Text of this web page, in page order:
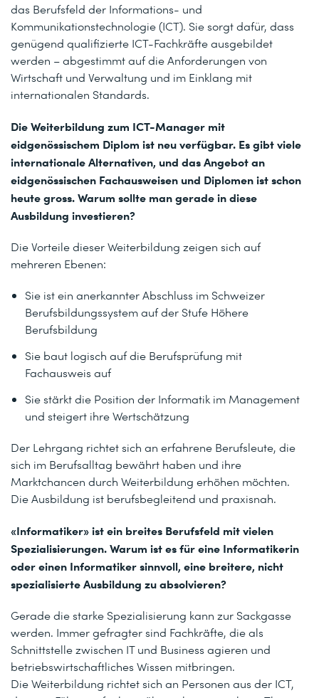
das Berufsfeld der Informations- und
Kommunikationstechnologie (ICT). Sie sorgt dafür, dass
genügend qualifizierte ICT-Fachkräfte ausgebildet
werden – abgestimmt auf die Anforderungen von
Wirtschaft und Verwaltung und im Einklang mit
internationalen Standards.
Die Weiterbildung zum ICT-Manager mit
eidgenössischem Diplom ist neu verfügbar. Es gibt viele
internationale Alternativen, und das Angebot an
eidgenössischen Fachausweisen und Diplomen ist schon
heute gross. Warum sollte man gerade in diese
Ausbildung investieren?
Die Vorteile dieser Weiterbildung zeigen sich auf
mehreren Ebenen:
Sie ist ein anerkannter Abschluss im Schweizer
Berufsbildungssystem auf der Stufe Höhere
Berufsbildung
Sie baut logisch auf die Berufsprüfung mit
Fachausweis auf
Sie stärkt die Position der Informatik im Management
und steigert ihre Wertschätzung
Der Lehrgang richtet sich an erfahrene Berufsleute, die
sich im Berufsalltag bewährt haben und ihre
Marktchancen durch Weiterbildung erhöhen möchten.
Die Ausbildung ist berufsbegleitend und praxisnah.
«Informatiker» ist ein breites Berufsfeld mit vielen
Spezialisierungen. Warum ist es für eine Informatikerin
oder einen Informatiker sinnvoll, eine breitere, nicht
spezialisierte Ausbildung zu absolvieren?
Gerade die starke Spezialisierung kann zur Sackgasse
werden. Immer gefragter sind Fachkräfte, die als
Schnittstelle zwischen IT und Business agieren und
betriebswirtschaftliches Wissen mitbringen.
Die Weiterbildung richtet sich an Personen aus der ICT,